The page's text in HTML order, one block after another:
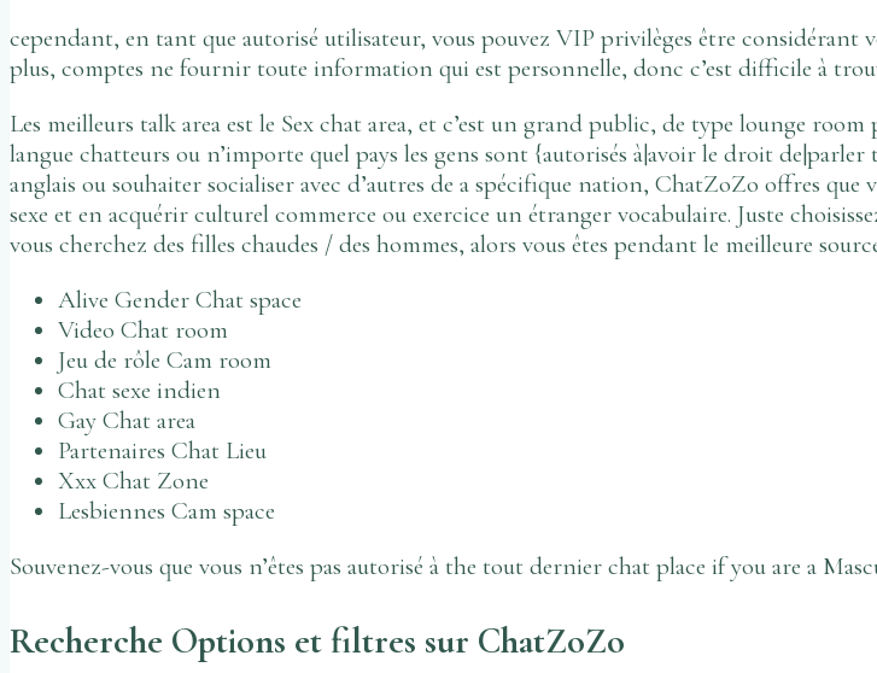
cependant, en tant que autorisé utilisateur, vous pouvez VIP privilèges être
plus, comptes ne fournir toute information qui est personnelle, donc c’est difficile à
Les meilleurs talk area est le Sex chat area, et c’est un grand public, de type lounge
langue chatteurs ou n’importe quel pays les gens sont {autorisés à|avoir le droit
anglais ou souhaiter socialiser avec d’autres de a spécifique nation, ChatZoZo offres que
sexe et en acquérir culturel commerce ou exercice un étranger vocabulaire. Juste
vous cherchez des filles chaudes / des hommes, alors vous êtes pendant le meilleure
Alive Gender Chat space
Video Chat room
Jeu de rôle Cam room
Chat sexe indien
Gay Chat area
Partenaires Chat Lieu
Xxx Chat Zone
Lesbiennes Cam space
Souvenez-vous que vous n’êtes pas autorisé à the tout dernier chat place if you are a
Recherche Options et filtres sur ChatZoZo